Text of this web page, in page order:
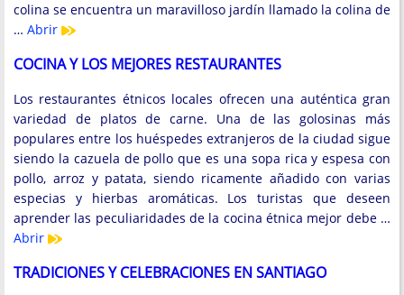
colina se encuentra un maravilloso jardín llamado la colina de
… Abrir
COCINA Y LOS MEJORES RESTAURANTES
Los restaurantes étnicos locales ofrecen una auténtica gran
variedad de platos de carne. Una de las golosinas más
populares entre los huéspedes extranjeros de la ciudad sigue
siendo la cazuela de pollo que es una sopa rica y espesa con
pollo, arroz y patata, siendo ricamente añadido con varias
especias y hierbas aromáticas. Los turistas que deseen
aprender las peculiaridades de la cocina étnica mejor debe …
Abrir
TRADICIONES Y CELEBRACIONES EN SANTIAGO